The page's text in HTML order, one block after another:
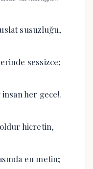
susuzluğu,
sessizce;
her gece!.
hicretin,
en metin;